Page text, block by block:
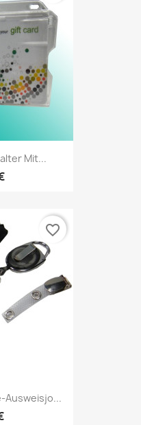
Mit...
Ausweisjo...
favorite_border